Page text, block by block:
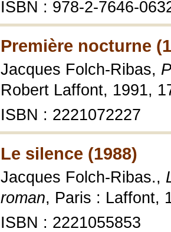
ISBN : 978-2-7646-
Première nocturne
Jacques Folch-Ribas,
Robert Laffont, 1991,
ISBN : 2221072227
Le silence (1988)
Jacques Folch-Ribas.,
roman, Paris : Laffont,
ISBN : 2221055853